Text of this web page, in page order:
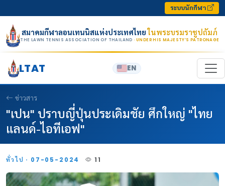
ระบบนักกีฬา
สมาคมกีฬาลอนเทนนิสแห่งประเทศไทยในพระบรมราชูปถัมภ์
THE LAWN TENNIS ASSOCIATION OF THAILAND · UNDER HIS MAJESTY’S PATRONAGE
LTAT EN
ข่าวสาร
"เปน" ปราบญี่ปุ่นประเดิมชัย ศึกใหญ่ "ไทย
แลนด์-ไอทีเอฟ"
ทั่วไป · 07-05-2024 11